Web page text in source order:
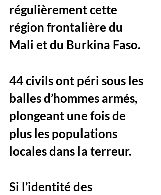
régulièrement cette
région frontalière du
Mali et du Burkina Faso.
44 civils ont péri sous les
balles d’hommes armés,
plongeant une fois de
plus les populations
locales dans la terreur.
Si l’identité des